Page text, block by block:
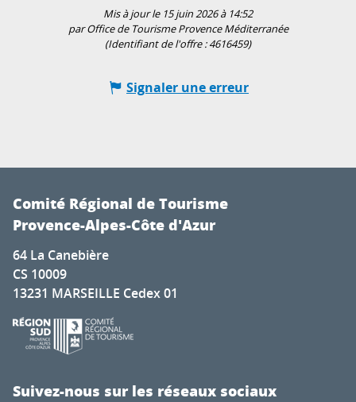
Mis à jour le 15 juin 2026 à 14:52
par Office de Tourisme Provence Méditerranée
(Identifiant de l'offre :4616459)
Signaler une erreur
Comité Régional de Tourisme
Provence-Alpes-Côte d'Azur
64 La Canebière
CS 10009
13231 MARSEILLE Cedex 01
Suivez-nous sur les réseaux sociaux